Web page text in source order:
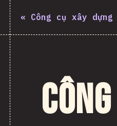
2023
« Công cụ xây dựng